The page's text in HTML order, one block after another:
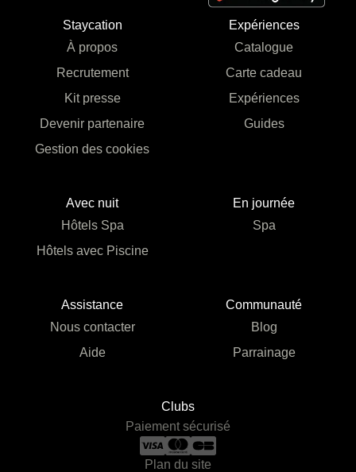
Staycation
À propos
Recrutement
Kit presse
Devenir partenaire
Gestion des cookies
Expériences
Catalogue
Carte cadeau
Expériences
Guides
Avec nuit
Hôtels Spa
Hôtels avec Piscine
En journée
Spa
Assistance
Nous contacter
Aide
Communauté
Blog
Parrainage
Clubs
Paiement sécurisé
Plan du site